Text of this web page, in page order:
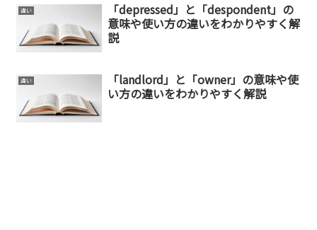
違い
「depressed」と「despondent」の
意味や使い方の違いをわかりやすく解
説
違い
「landlord」と「owner」の意味や使
い方の違いをわかりやすく解説